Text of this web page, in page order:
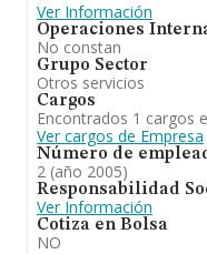
Ver Información
Operaciones
No constan
Grupo Sector
Otros servicios
Cargos
Encontrados 1 cargos
Ver cargos de Empresa
Número de
2 (año 2005)
Responsabilidad
Ver Información
Cotiza en Bolsa
NO